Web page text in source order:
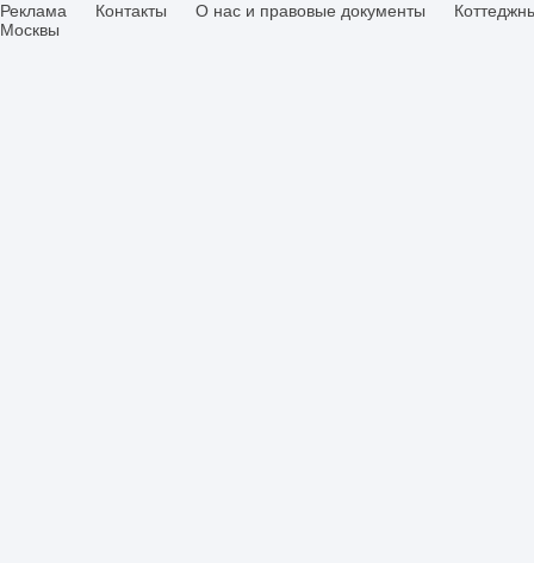
Реклама Контакты О нас и правовые документы
Москвы